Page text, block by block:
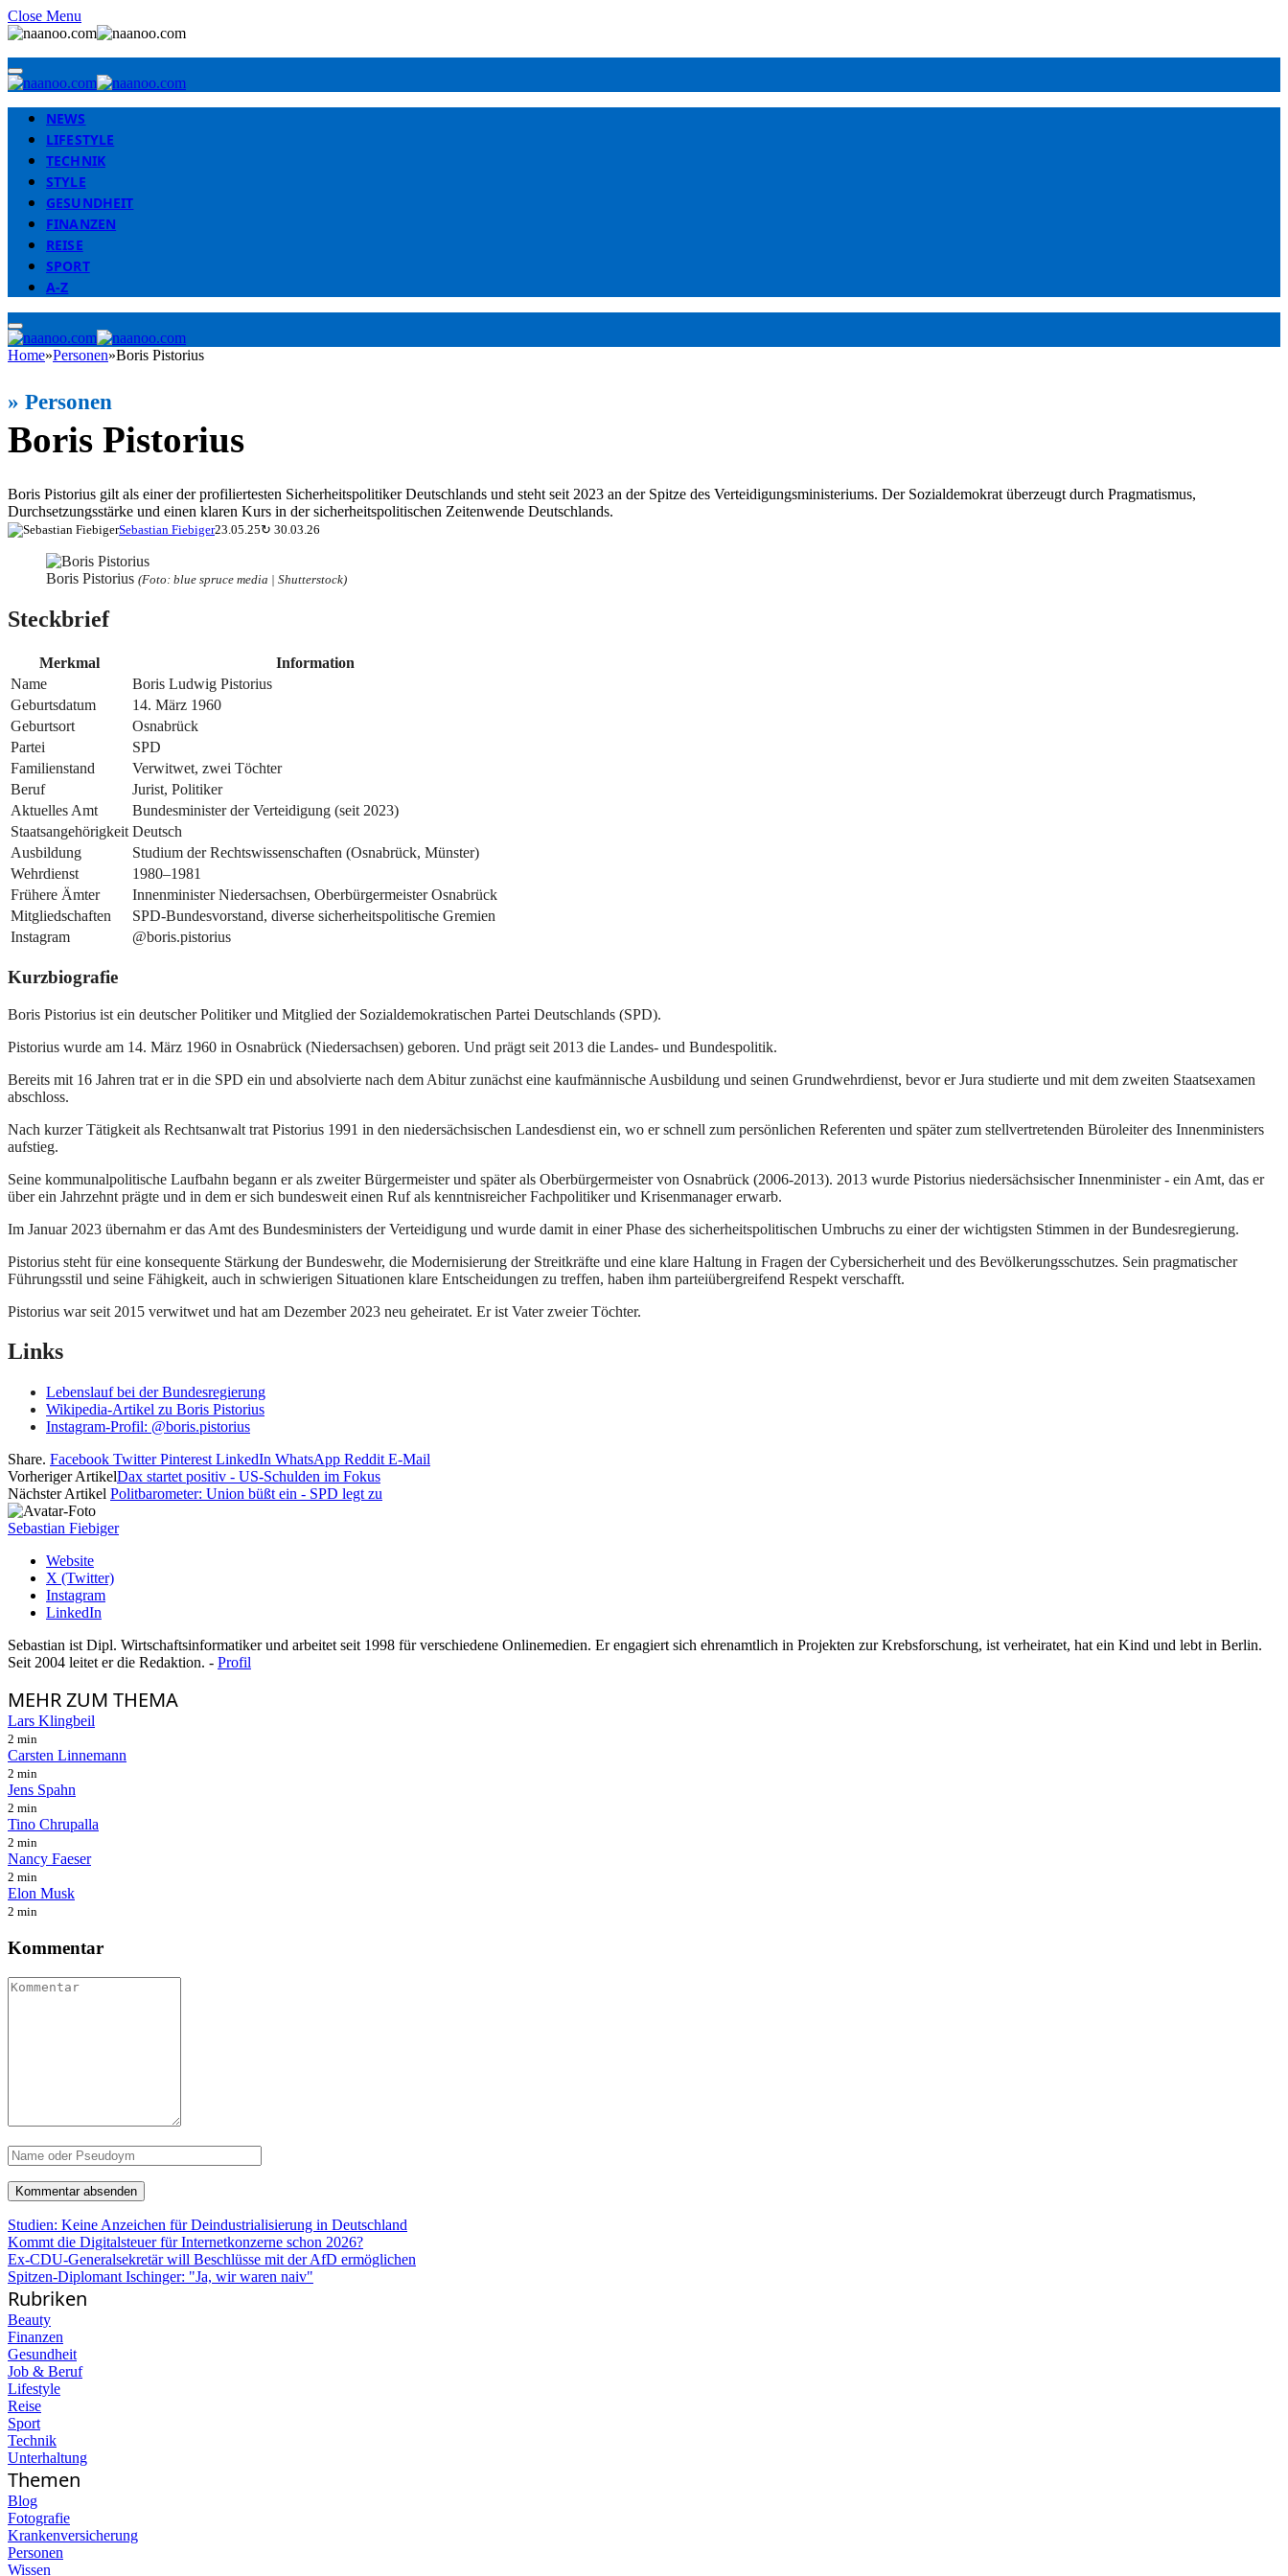
Close Menu
NEWS
LIFESTYLE
TECHNIK
STYLE
GESUNDHEIT
FINANZEN
REISE
SPORT
A-Z
Home»Personen»Boris Pistorius
Boris Pistorius
» Personen
Boris Pistorius gilt als einer der profiliertesten Sicherheitspolitiker Deutschlands und steht seit 2023 an der Spitze des Verteidigungsministeriums. Der Sozialdemokrat überzeugt durch Pragmatismus,
Durchsetzungsstärke und einen klaren Kurs in der sicherheitspolitischen Zeitenwende Deutschlands.
Sebastian Fiebiger23.05.25↻ 30.03.26
Boris Pistorius (Foto: blue spruce media | Shutterstock)
Steckbrief
Merkmal
Information
Name
Boris Ludwig Pistorius
Geburtsdatum
14. März 1960
Geburtsort
Osnabrück
Partei
SPD
Familienstand
Verwitwet, zwei Töchter
Beruf
Jurist, Politiker
Aktuelles Amt
Bundesminister der Verteidigung (seit 2023)
Staatsangehörigkeit Deutsch
Ausbildung
Studium der Rechtswissenschaften (Osnabrück, Münster)
Wehrdienst
1980–1981
Frühere Ämter
Innenminister Niedersachsen, Oberbürgermeister Osnabrück
Mitgliedschaften
SPD-Bundesvorstand, diverse sicherheitspolitische Gremien
Instagram
@boris.pistorius
Kurzbiografie
Boris Pistorius ist ein deutscher Politiker und Mitglied der Sozialdemokratischen Partei Deutschlands (SPD).
Pistorius wurde am 14. März 1960 in Osnabrück (Niedersachsen) geboren. Und prägt seit 2013 die Landes- und Bundespolitik.
Bereits mit 16 Jahren trat er in die SPD ein und absolvierte nach dem Abitur zunächst eine kaufmännische Ausbildung und seinen Grundwehrdienst, bevor er Jura studierte und mit dem zweiten Staatsexamen
abschloss.
Nach kurzer Tätigkeit als Rechtsanwalt trat Pistorius 1991 in den niedersächsischen Landesdienst ein, wo er schnell zum persönlichen Referenten und später zum stellvertretenden Büroleiter des Innenministers
aufstieg.
Seine kommunalpolitische Laufbahn begann er als zweiter Bürgermeister und später als Oberbürgermeister von Osnabrück (2006-2013). 2013 wurde Pistorius niedersächsischer Innenminister - ein Amt, das er
über ein Jahrzehnt prägte und in dem er sich bundesweit einen Ruf als kenntnisreicher Fachpolitiker und Krisenmanager erwarb.
Im Januar 2023 übernahm er das Amt des Bundesministers der Verteidigung und wurde damit in einer Phase des sicherheitspolitischen Umbruchs zu einer der wichtigsten Stimmen in der Bundesregierung.
Pistorius steht für eine konsequente Stärkung der Bundeswehr, die Modernisierung der Streitkräfte und eine klare Haltung in Fragen der Cybersicherheit und des Bevölkerungsschutzes. Sein pragmatischer
Führungsstil und seine Fähigkeit, auch in schwierigen Situationen klare Entscheidungen zu treffen, haben ihm parteiübergreifend Respekt verschafft.
Pistorius war seit 2015 verwitwet und hat am Dezember 2023 neu geheiratet. Er ist Vater zweier Töchter.
Links
Lebenslauf bei der Bundesregierung
Wikipedia-Artikel zu Boris Pistorius
Instagram-Profil: @boris.pistorius
Share. Facebook Twitter Pinterest LinkedIn WhatsApp Reddit E-Mail
Vorheriger ArtikelDax startet positiv - US-Schulden im Fokus
Nächster Artikel Politbarometer: Union büßt ein - SPD legt zu
Sebastian Fiebiger
Website
X (Twitter)
Instagram
LinkedIn
Sebastian ist Dipl. Wirtschaftsinformatiker und arbeitet seit 1998 für verschiedene Onlinemedien. Er engagiert sich ehrenamtlich in Projekten zur Krebsforschung, ist verheiratet, hat ein Kind und lebt in Berlin.
Seit 2004 leitet er die Redaktion. - Profil
MEHRZUM THEMA
Lars Klingbeil
2 min
Carsten Linnemann
2 min
Jens Spahn
2 min
Tino Chrupalla
2 min
Nancy Faeser
2 min
Elon Musk
2 min
Kommentar
Studien: Keine Anzeichen für Deindustrialisierung in Deutschland
Kommt die Digitalsteuer für Internetkonzerne schon 2026?
Ex-CDU-Generalsekretär will Beschlüsse mit der AfD ermöglichen
Spitzen-Diplomant Ischinger: "Ja, wir waren naiv"
Rubriken
Beauty
Finanzen
Gesundheit
Job & Beruf
Lifestyle
Reise
Sport
Technik
Unterhaltung
Themen
Blog
Fotografie
Krankenversicherung
Personen
Wissen